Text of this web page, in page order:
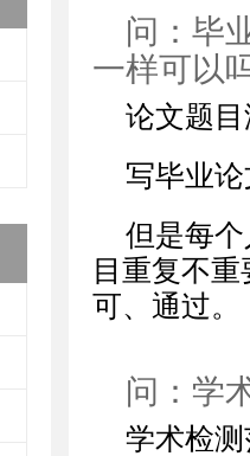
问：毕
一样可以
论文题
写毕业
但是每
目重复不
可、通过。
问：学
学术检